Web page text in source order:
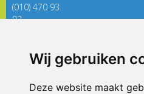
Wij gebruiken
Deze website maakt
(010) 470 93
92